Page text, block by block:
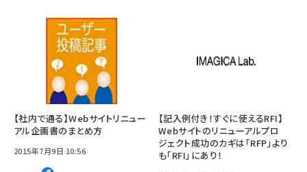
【社内で通る】Webサイトリニュー
アル企画書のまとめ方
2015年7月9日 10:56
【記入例付き！すぐに使えるRFI】
Webサイトのリニューアルプロ
ジェクト成功のカギは「RFP」より
も「RFI」にあり！